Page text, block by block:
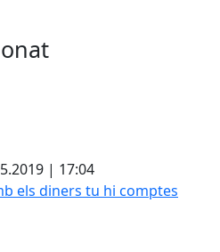
| 17:04
diners tu hi comptes 2009"